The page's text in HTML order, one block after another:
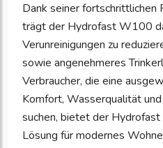
Dank seiner
trägt der Hydrofast W100
Verunreinigungen zu
sowie angenehmeres
Verbraucher, die eine
Komfort, Wasserqualität
suchen, bietet der
Lösung für modernes